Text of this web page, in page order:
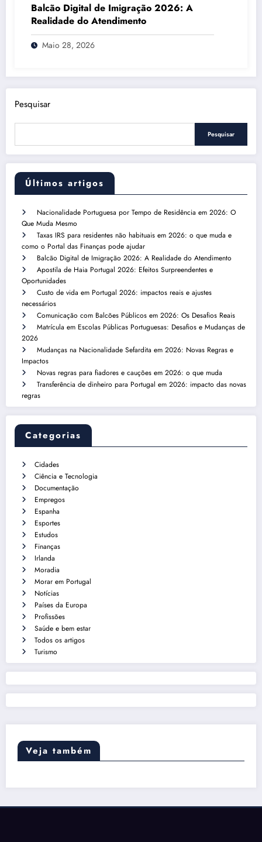
Balcão Digital de Imigração 2026: A
Realidade do Atendimento
Maio 28, 2026
Pesquisar
Pesquisar
Últimos artigos
Nacionalidade Portuguesa por Tempo de Residência em 2026: O
Que Muda Mesmo
Taxas IRS para residentes não habituais em 2026: o que muda e
como o Portal das Finanças pode ajudar
Balcão Digital de Imigração 2026: A Realidade do Atendimento
Apostila de Haia Portugal 2026: Efeitos Surpreendentes e
Oportunidades
Custo de vida em Portugal 2026: impactos reais e ajustes
necessários
Comunicação com Balcões Públicos em 2026: Os Desafios Reais
Matrícula em Escolas Públicas Portuguesas: Desafios e Mudanças de
2026
Mudanças na Nacionalidade Sefardita em 2026: Novas Regras e
Impactos
Novas regras para fiadores e cauções em 2026: o que muda
Transferência de dinheiro para Portugal em 2026: impacto das novas
regras
Categorias
Cidades
Ciência e Tecnologia
Documentação
Empregos
Espanha
Esportes
Estudos
Finanças
Irlanda
Moradia
Morar em Portugal
Notícias
Países da Europa
Profissões
Saúde e bem estar
Todos os artigos
Turismo
Veja também